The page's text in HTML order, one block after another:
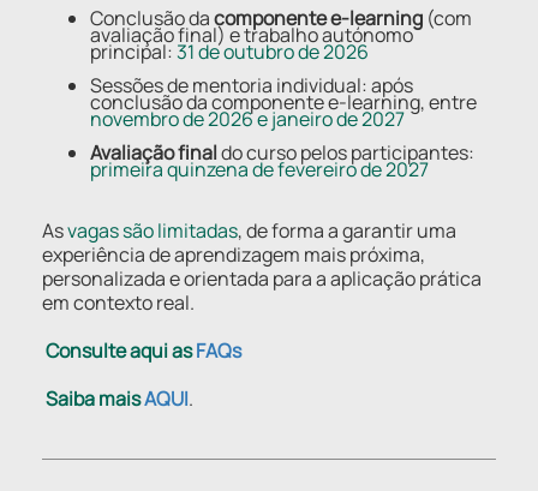
Conclusão dacomponente e-learning (com
avaliação final) e trabalho autónomo
principal:31 de outubro de 2026
Sessões de mentoria individual: após
conclusão da componente e-learning, entre
novembro de 2026 e janeiro de 2027
Avaliação finaldo curso pelos participantes:
primeira quinzena de fevereiro de 2027
Asvagas são limitadas, de forma a garantir uma
experiência de aprendizagem mais próxima,
personalizada e orientada para a aplicação prática
em contexto real.
Consulte aqui asFAQs
Saiba maisAQUI.